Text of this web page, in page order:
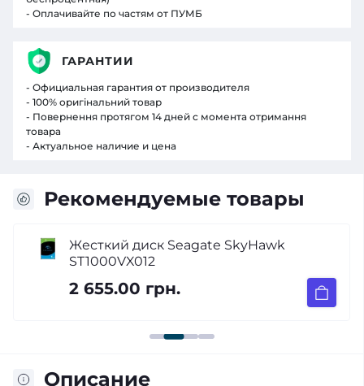
Рекомендуемые товары
Жесткий диск Seagate SkyHawk
ST1000VX012
2 655.00 грн.
Описание
- Оплачивайте по частям от ПУМБ
ГАРАНТИИ
- Официальная гарантия от производителя
- 100% оригінальний товар
- Повернення протягом 14 дней с момента отримання
товара
- Актуальное наличие и цена